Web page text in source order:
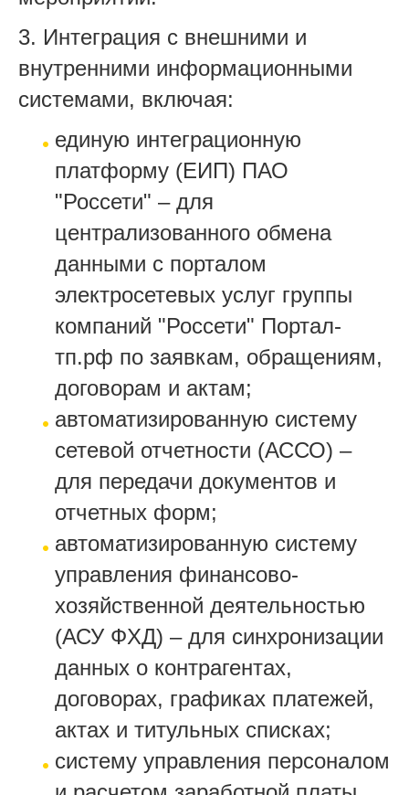
3. Интеграция с внешними и
внутренними информационными
системами, включая:
единую интеграционную
платформу (ЕИП) ПАО
"Россети" – для
централизованного обмена
данными с порталом
электросетевых услуг группы
компаний "Россети" Портал-
тп.рф по заявкам, обращениям,
договорам и актам;
автоматизированную систему
сетевой отчетности (АССО) –
для передачи документов и
отчетных форм;
автоматизированную систему
управления финансово-
хозяйственной деятельностью
(АСУ ФХД) – для синхронизации
данных о контрагентах,
договорах, графиках платежей,
актах и титульных списках;
систему управления персоналом